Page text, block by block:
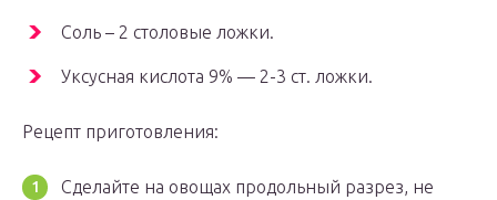
Соль – 2 столовые ложки.
Уксусная кислота 9% — 2-3 ст. ложки.
Рецепт приготовления:
Сделайте на овощах продольный разрез, не